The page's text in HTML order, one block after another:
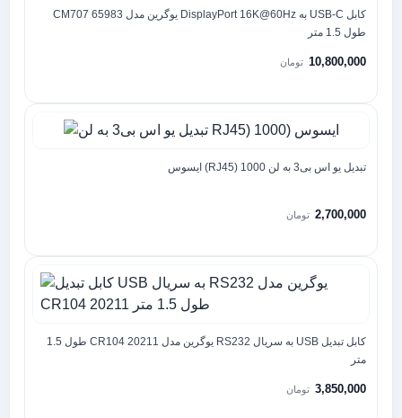
کابل USB-C به DisplayPort 16K@60Hz یوگرین مدل CM707 65983
طول 1.5 متر
10,800,000 تومان
تبدیل یو اس بی3 به لن RJ45) 1000) ایسوس
2,700,000 تومان
کابل تبدیل USB به سریال RS232 یوگرین مدل CR104 20211 طول 1.5
متر
3,850,000 تومان